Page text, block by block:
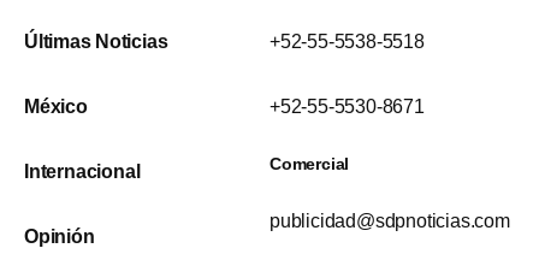
Últimas Noticias
México
Internacional
Opinión
+52-55-5538-5518
+52-55-5530-8671
Comercial
publicidad@sdpnoticias.com